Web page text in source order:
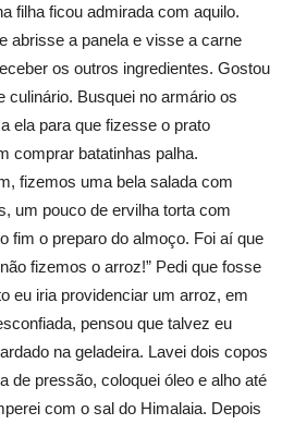
filha ficou admirada com aquilo.
abrisse a panela e visse a carne
os outros ingredientes. Gostou
culinário. Busquei no armário os
ela para que fizesse o prato
comprar batatinhas palha.
fizemos uma bela salada com
um pouco de ervilha torta com
fim o preparo do almoço. Foi aí que
fizemos o arroz!” Pedi que fosse
eu iria providenciar um arroz, em
pensou que talvez eu
na geladeira. Lavei dois copos
de pressão, coloquei óleo e alho até
com o sal do Himalaia. Depois